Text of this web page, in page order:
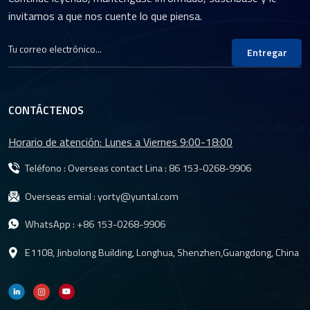
invitamos a que nos cuente lo que piensa.
Entregar
CONTÁCTENOS
Horario de atención: Lunes a Viernes 9:00-18:00
Teléfono : Overseas contact Lina : 86 153-0268-9906
Overseas emial :yorty@yuntal.com
WhatsApp : +86 153-0268-9906
E1108, Jinbolong Building, Longhua, Shenzhen,Guangdong, China